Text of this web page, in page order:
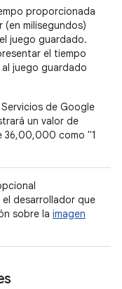
proporcionada
milisegundos)
juego guardado.
el tiempo
juego guardado
de Google
un valor de
36,00,000 como "1
desarrollador que
sobre la imagen